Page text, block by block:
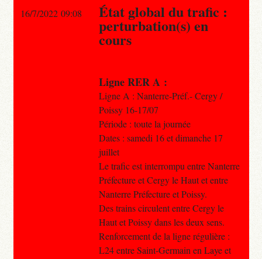
16/7/2022 09:08 État global du trafic :
perturbation(s) en
cours
Ligne RER A :
Ligne A : Nanterre-Préf.- Cergy /
Poissy 16-17/07
Période : toute la journée
Dates : samedi 16 et dimanche 17
juillet
Le trafic est interrompu entre Nanterre
Préfecture et Cergy le Haut et entre
Nanterre Préfecture et Poissy.
Des trains circulent entre Cergy le
Haut et Poissy dans les deux sens.
Renforcement de la ligne régulière :
L24 entre Saint-Germain en Laye et